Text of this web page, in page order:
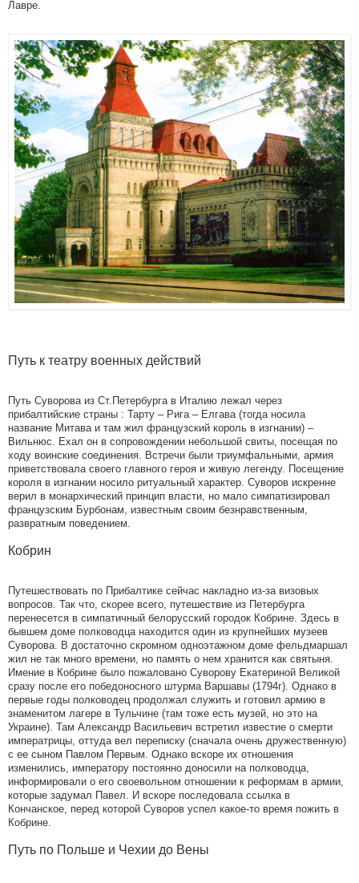
Лавре.
Путь к театру военных действий
Путь Суворова из Ст.Петербурга в Италию лежал через
прибалтийские страны : Тарту – Рига – Елгава (тогда носила
название Митава и там жил французский король в изгнании) –
Вильнюс. Ехал он в сопровождении небольшой свиты, посещая по
ходу воинские соединения. Встречи были триумфальными, армия
приветствовала своего главного героя и живую легенду. Посещение
короля в изгнании носило ритуальный характер. Суворов искренне
верил в монархический принцип власти, но мало симпатизировал
французским Бурбонам, известным своим безнравственным,
развратным поведением.
Кобрин
Путешествовать по Прибалтике сейчас накладно из-за визовых
вопросов. Так что, скорее всего, путешествие из Петербурга
перенесется в симпатичный белорусский городок Кобрине. Здесь в
бывшем доме полководца находится один из крупнейших музеев
Суворова. В достаточно скромном одноэтажном доме фельдмаршал
жил не так много времени, но память о нем хранится как святыня.
Имение в Кобрине было пожаловано Суворову Екатериной Великой
сразу после его победоносного штурма Варшавы (1794г). Однако в
первые годы полководец продолжал служить и готовил армию в
знаменитом лагере в Тульчине (там тоже есть музей, но это на
Украине). Там Александр Васильевич встретил известие о смерти
императрицы, оттуда вел переписку (сначала очень дружественную)
с ее сыном Павлом Первым. Однако вскоре их отношения
изменились, императору постоянно доносили на полководца,
информировали о его своевольном отношении к реформам в армии,
которые задумал Павел. И вскоре последовала ссылка в
Кончанское, перед которой Суворов успел какое-то время пожить в
Кобрине.
Путь по Польше и Чехии до Вены